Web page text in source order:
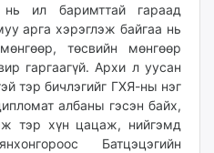
ил баримттай гараад
арга хэрэглэж байгаа нь
төсвийн мөнгөөр
гаргаагүй. Архи л уусан
тэр бичлэгийг ГХЯ-ны нэг
албаны гэсэн байх,
тэр хүн цацаж, нийгэмд
Батцэцэгийн